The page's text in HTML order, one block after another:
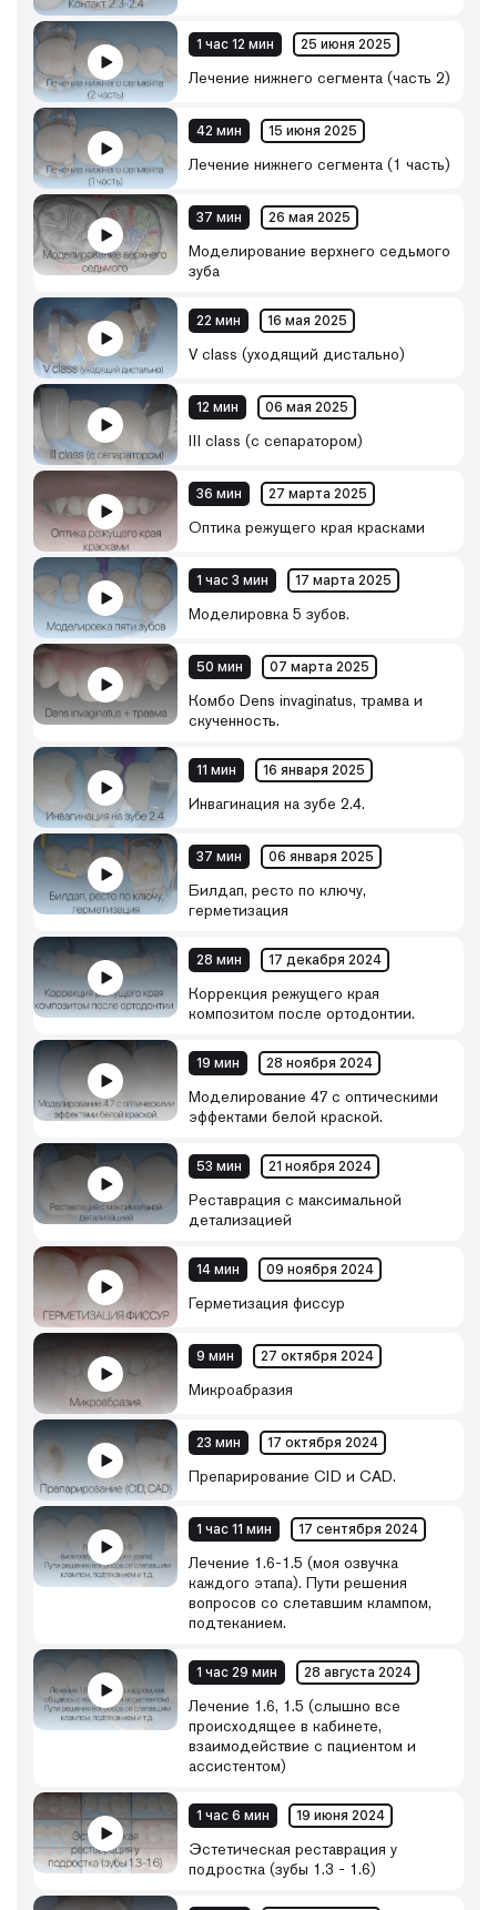
1 час 12 мин 25 июня 2025
Лечение нижнего сегмента (часть 2)
42 мин 15 июня 2025
Лечение нижнего сегмента (1 часть)
37 мин 26 мая 2025
Моделирование верхнего седьмого
зуба
22 мин 16 мая 2025
V class (уходящий дистально)
12 мин 06 мая 2025
III class (с сепаратором)
36 мин 27 марта 2025
Оптика режущего края красками
1 час 3 мин 17 марта 2025
Моделировка 5 зубов.
50 мин 07 марта 2025
Комбо Dens invaginatus, трамва и
скученность.
11 мин 16 января 2025
Инвагинация на зубе 2.4.
37 мин 06 января 2025
Билдап, ресто по ключу,
герметизация
28 мин 17 декабря 2024
Коррекция режущего края
композитом после ортодонтии.
19 мин 28 ноября 2024
Моделирование 47 с оптическими
эффектами белой краской.
53 мин 21 ноября 2024
Реставрация с максимальной
детализацией
14 мин 09 ноября 2024
Герметизация фиссур
9 мин 27 октября 2024
Микроабразия
23 мин 17 октября 2024
Препарирование CID и CAD.
1 час 11 мин 17 сентября 2024
Лечение 1.6-1.5 (моя озвучка
каждого этапа). Пути решения
вопросов со слетавшим клампом,
подтеканием.
1 час 29 мин 28 августа 2024
Лечение 1.6, 1.5 (слышно все
происходящее в кабинете,
взаимодействие с пациентом и
ассистентом)
1 час 6 мин 19 июня 2024
Эстетическая реставрация у
подростка (зубы 1.3 - 1.6)